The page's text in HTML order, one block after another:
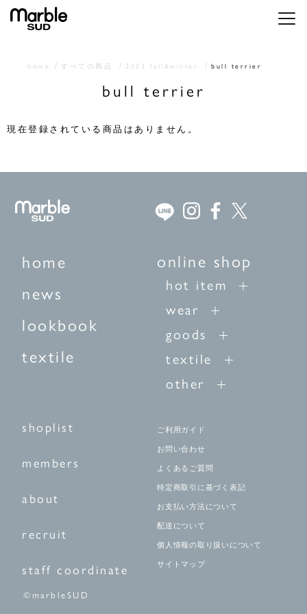
メニ
home すべての商品 2023 fall&winter bull terrier
bull terrier
現在登録されている商品はありません。
home
news
lookbook
textile
online shop
hot item
wear
goods
textile
other
shoplist
members
about
recruit
staff coordinate
ご利用ガイド
お問い合わせ
よくあるご質問
特定商取引に基づく表記
お支払い方法について
配送について
個人情報の取り扱いについて
サイトマップ
©marbleSUD